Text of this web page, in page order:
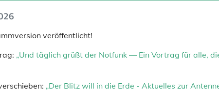
veröffentlicht!
„Und täglich grüßt der Notfunk — Ein Vortrag für alle,
„Der Blitz will in die Erde - Aktuelles zur